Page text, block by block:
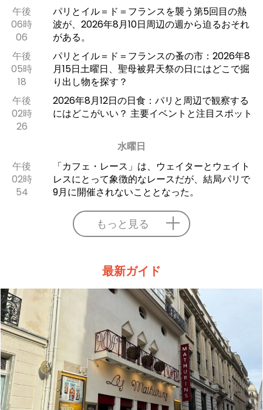
午後
06時
06
パリとイル＝ド＝フランスを襲う第5回目の熱
波が、2026年8月10日周辺の週から迫るおそれ
がある。
午後
05時
18
パリとイル＝ド＝フランスの蚤の市：2026年8
月15日土曜日、聖母被昇天祭の日にはどこで掘
り出し物を探す？
午後
02時
26
2026年8月12日の日食：パリと周辺で観察する
にはどこがいい？ 主要イベントと注目スポット
水曜日
午後
02時
54
「カフェ・レース」は、ウェイターとウェイト
レスにとって象徴的なレースだが、結局パリで
9月に開催されないこととなった。
もっと見る
最新ガイド